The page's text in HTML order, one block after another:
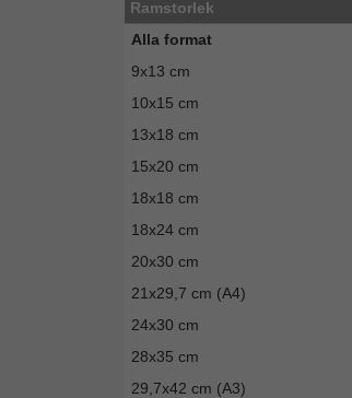
Ramstorlek
Alla format
9x13 cm
10x15 cm
13x18 cm
15x20 cm
18x18 cm
18x24 cm
20x30 cm
21x29,7 cm (A4)
24x30 cm
28x35 cm
29,7x42 cm (A3)